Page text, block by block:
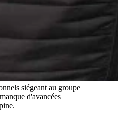
siégeant au groupe
d'avancées